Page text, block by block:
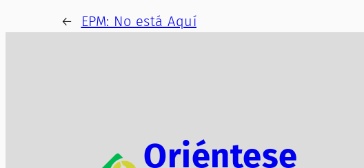
← EPM: No está Aquí
Oriéntese